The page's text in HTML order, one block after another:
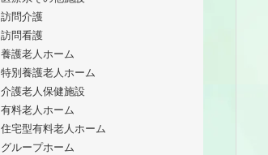
訪問介護
訪問看護
養護老人ホーム
特別養護老人ホーム
介護老人保健施設
有料老人ホーム
住宅型有料老人ホーム
グループホーム